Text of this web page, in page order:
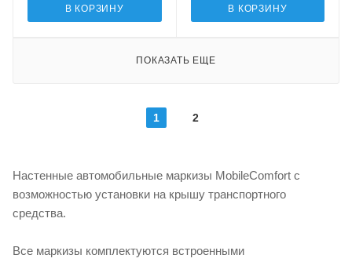
В КОРЗИНУ В КОРЗИНУ
ПОКАЗАТЬ ЕЩЕ
1 2
Настенные автомобильные маркизы MobileComfort с
возможностью установки на крышу транспортного
средства.
Все маркизы комплектуются встроенными